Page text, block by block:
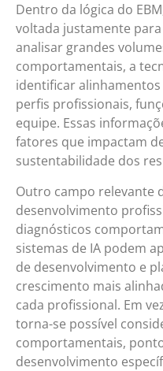
Dentro da lógica do
voltada justamente
analisar grandes
comportamentais, a
identificar
perfis profissionais,
equipe. Essas
fatores que impactam
sustentabilidade dos
Outro campo relevante
desenvolvimento
diagnósticos
sistemas de IA podem
de desenvolvimento e
crescimento mais
cada profissional. Em
torna-se possível
comportamentais,
desenvolvimento